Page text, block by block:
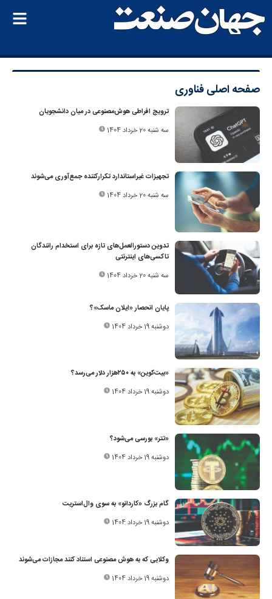
صفحه اصلیفناوری
ترویج افراطی هوش‌مصنوعی در میان دانشجویان
سه شنبه 20 خرداد 1404
تجهیزات غیراستاندارد تکرارکننده جمع‌آوری می‌شوند
سه شنبه 20 خرداد 1404
تدوین دستورالعمل‌های تازه‌ برای استخدام رانندگان
تاکسی‌های اینترنتی
سه شنبه 20 خرداد 1404
پایان انحصار «ایلان ماسک»؟
دوشنبه 19 خرداد 1404
«بیت‌کوین» به ۲۵۰‌هزار دلار می‌رسد؟
دوشنبه 19 خرداد 1404
«تتر» بورسی می‌شود؟
دوشنبه 19 خرداد 1404
گام بزرگ «کاردانو» به‌ سوی وال‌استریت
دوشنبه 19 خرداد 1404
وکلایی که به هوش مصنوعی استناد کنند مجازات می‌شوند
دوشنبه 19 خرداد 1404